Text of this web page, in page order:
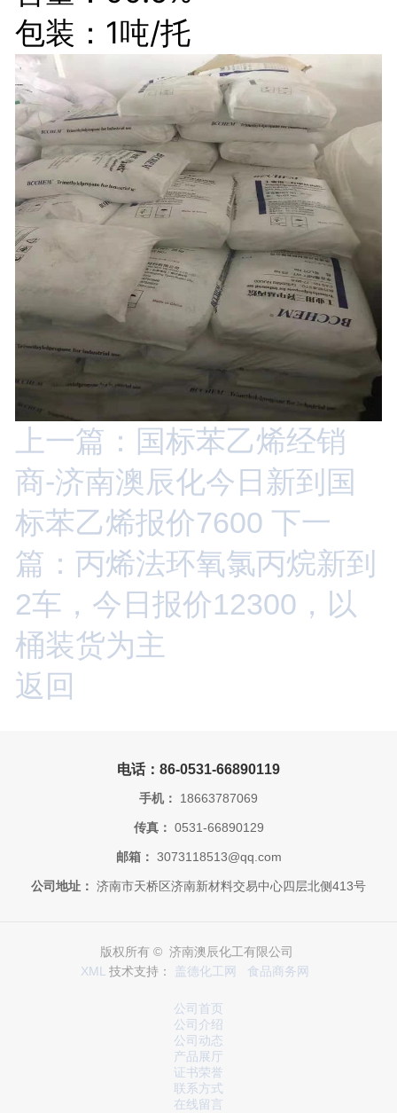
包装：1吨/托
上一篇：国标苯乙烯经销
商-济南澳辰化今日新到国
标苯乙烯报价7600 下一
篇：丙烯法环氧氯丙烷新到
2车，今日报价12300，以
桶装货为主
返回
电话：86-0531-66890119
手机： 18663787069
传真： 0531-66890129
邮箱： 3073118513@qq.com
公司地址： 济南市天桥区济南新材料交易中心四层北侧413号
版权所有 © 济南澳辰化工有限公司
XML 技术支持： 盖德化工网 食品商务网
公司首页
公司介绍
公司动态
产品展厅
证书荣誉
联系方式
在线留言